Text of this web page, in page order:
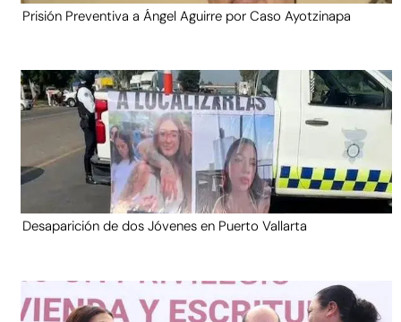
Prisión Preventiva a Ángel Aguirre por Caso Ayotzinapa
Desaparición de dos Jóvenes en Puerto Vallarta